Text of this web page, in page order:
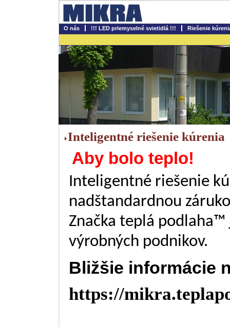
O nás !!! LED priemyselné svietidlá !!! Riešenie
Inteligentné riešenie kúrenia
Aby bolo teplo!
Inteligentné riešenie
nadštandardnou
Značka teplá
výrobných podnikov.
Bližšie informácie
https://